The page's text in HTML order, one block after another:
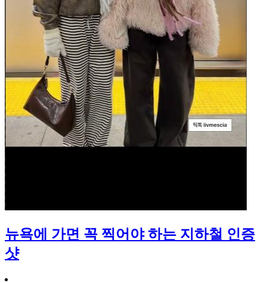
뉴욕에 가면 꼭 찍어야 하는 지하철 인증
샷